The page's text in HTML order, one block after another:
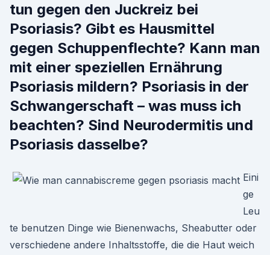
tun gegen den Juckreiz bei
Psoriasis? Gibt es Hausmittel
gegen Schuppenflechte? Kann man
mit einer speziellen Ernährung
Psoriasis mildern? Psoriasis in der
Schwangerschaft – was muss ich
beachten? Sind Neurodermitis und
Psoriasis dasselbe?
Eini
ge
Leu
te benutzen Dinge wie Bienenwachs, Sheabutter oder
verschiedene andere Inhaltsstoffe, die die Haut weich